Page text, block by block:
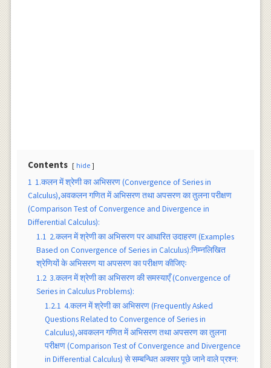
Contents hide
1 1.कलन में श्रेणी का अभिसरण (Convergence of Series in
Calculus),अवकलन गणित में अभिसरण तथा अपसरण का तुलना परीक्षण
(Comparison Test of Convergence and Divergence in
Differential Calculus):
1.1 2.कलन में श्रेणी का अभिसरण पर आधारित उदाहरण (Examples
Based on Convergence of Series in Calculus):निम्नलिखित
श्रेणियों के अभिसरण या अपसरण का परीक्षण कीजिएः
1.2 3.कलन में श्रेणी का अभिसरण की समस्याएँ (Convergence of
Series in Calculus Problems):
1.2.1 4.कलन में श्रेणी का अभिसरण (Frequently Asked
Questions Related to Convergence of Series in
Calculus),अवकलन गणित में अभिसरण तथा अपसरण का तुलना
परीक्षण (Comparison Test of Convergence and Divergence
in Differential Calculus) से सम्बन्धित अक्सर पूछे जाने वाले प्रश्न: